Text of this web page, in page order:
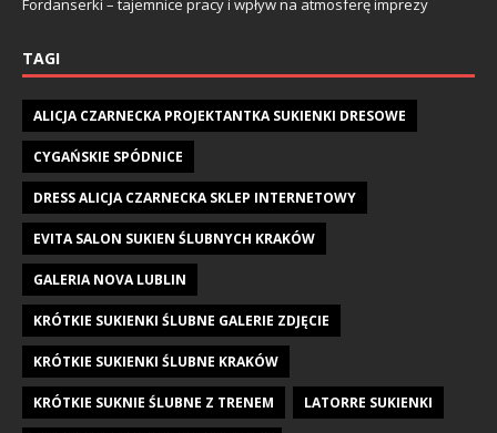
Fordanserki – tajemnice pracy i wpływ na atmosferę imprezy
TAGI
ALICJA CZARNECKA PROJEKTANTKA SUKIENKI DRESOWE
CYGAŃSKIE SPÓDNICE
DRESS ALICJA CZARNECKA SKLEP INTERNETOWY
EVITA SALON SUKIEN ŚLUBNYCH KRAKÓW
GALERIA NOVA LUBLIN
KRÓTKIE SUKIENKI ŚLUBNE GALERIE ZDJĘCIE
KRÓTKIE SUKIENKI ŚLUBNE KRAKÓW
KRÓTKIE SUKNIE ŚLUBNE Z TRENEM LATORRE SUKIENKI